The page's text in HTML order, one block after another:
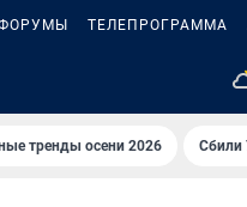
ТЕЛЕПРОГРАММА
тренды осени 2026 Сбили